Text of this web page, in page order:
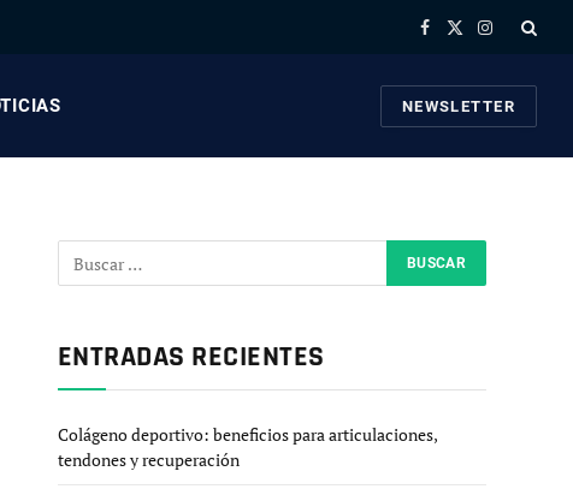
Facebook
X
Instagram
NEWSLETTER
ENTRADAS RECIENTES
Colágeno deportivo: beneficios para articulaciones,
tendones y recuperación